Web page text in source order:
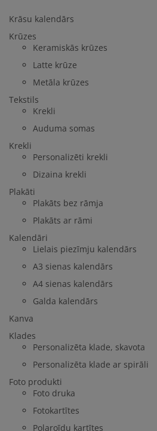
Krāsu kalendārs
Krūzes
Keramiskās krūzes
Latte krūze
Metāla krūzes
Tekstils
Krekli
Auduma somas
Krekli
Personalizēti krekli
Dizaina krekli
Plakāti
Plakāts bez rāmja
Plakāts ar rāmi
Kalendāri
Lielais piezīmju kalendārs
A3 sienas kalendārs
A4 sienas kalendārs
Galda kalendārs
Kanva
Klades
Personalizēta klade, skavota
Personalizēta klade ar spirāli
Foto produkti
Foto druka
Fotokartītes
Polaroīdu kartītes